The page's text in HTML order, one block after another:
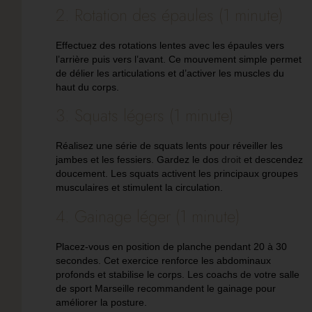
2. Rotation des épaules (1 minute)
Effectuez des rotations lentes avec les épaules vers
l’arrière puis vers l’avant. Ce mouvement simple permet
de délier les articulations et d’activer les muscles du
haut du corps.
3. Squats légers (1 minute)
Réalisez une série de squats lents pour réveiller les
jambes et les fessiers. Gardez le dos droitet descendez
doucement. Les squats activent les principaux groupes
musculaires et stimulent la circulation.
4. Gainage léger (1 minute)
Placez-vous en position de planche pendant 20 à 30
secondes. Cet exercice renforce les abdominaux
profonds et stabilise le corps. Les coachs de votre salle
de sport Marseille recommandent le gainage pour
améliorer la posture.